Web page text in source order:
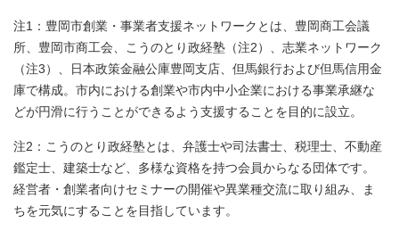
注1：豊岡市創業・事業者支援ネットワークとは、豊岡商工会議
所、豊岡市商工会、こうのとり政経塾（注2）、志業ネットワーク
（注3）、日本政策金融公庫豊岡支店、但馬銀行および但馬信用金
庫で構成。市内における創業や市内中小企業における事業承継な
どが円滑に行うことができるよう支援することを目的に設立。
注2：こうのとり政経塾とは、弁護士や司法書士、税理士、不動産
鑑定士、建築士など、多様な資格を持つ会員からなる団体です。
経営者・創業者向けセミナーの開催や異業種交流に取り組み、ま
ちを元気にすることを目指しています。